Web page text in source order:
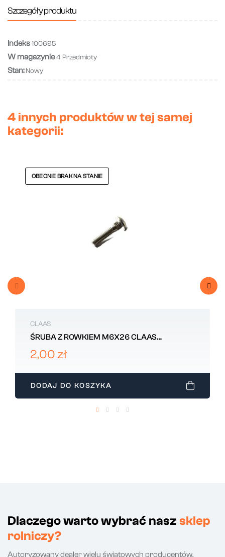
Szczegóły produktu
Indeks100695
W magazynie4 Przedmioty
Stan: Nowy
4 innych produktów w tej samej
kategorii:
OBECNIE BRAK NA STANIE
CLAAS
ŚRUBA Z ROWKIEM M6X26 CLAAS
029014548
2,00 zł
DODAJ DO KOSZYKA
Dlaczego warto wybrać nasz sklep
rolniczy?
Autoryzowany dealer wielu światowych producentów.